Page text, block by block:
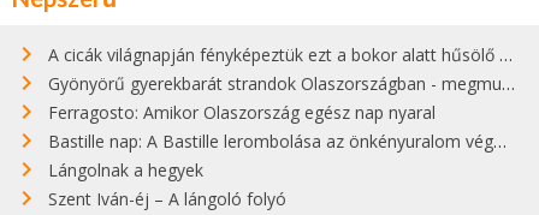
A cicák világnapján fényképeztük ezt a bokor alatt hűsölő cicát Kisorosziban
Gyönyörű gyerekbarát strandok Olaszországban - megmutatjuk a 15 legjobbat
Ferragosto: Amikor Olaszország egész nap nyaral
Bastille nap: A Bastille lerombolása az önkényuralom végét jelentette
Lángolnak a hegyek
Szent Iván-éj – A lángoló folyó